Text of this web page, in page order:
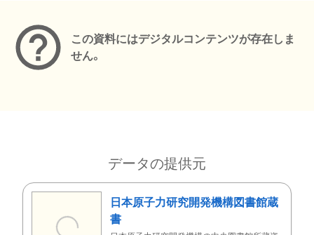
この資料にはデジタルコンテンツが存在しま
せん。
データの提供元
日本原子力研究開発機構図書館蔵
書